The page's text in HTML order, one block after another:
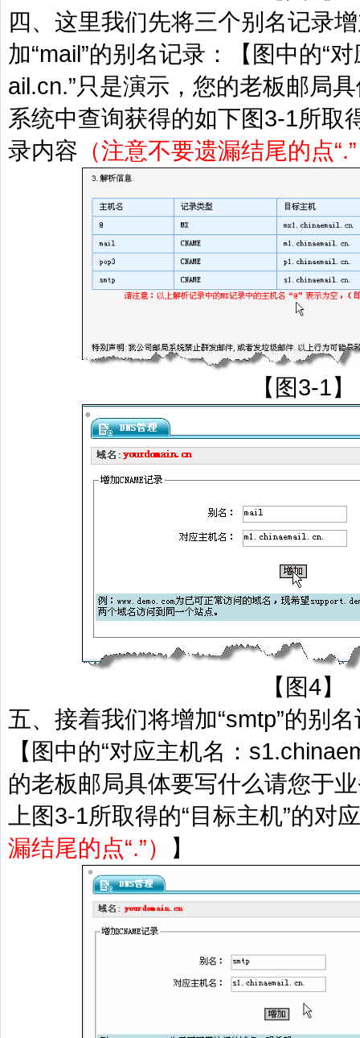
四、这里我们先将三个别名记录
加“mail”的别名记录：【图中的“
ail.cn.”只是演示，您的老板邮局
系统中查询获得的如下图3-1所取
录内容 （注意不要遗漏结尾的点
【图3-1】
【图4】
五、接着我们将增加“smtp”的别
【图中的“对应主机名：
的老板邮局具体要写什么请您于
上图3-1所取得的“目标主机”的对
漏结尾的点“.”）
】